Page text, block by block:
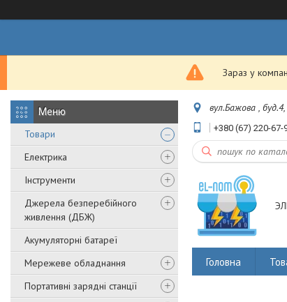
Зараз у
Товари
Електрика
Інструменти
Джерела безперебійного
живлення (ДБЖ)
Акумуляторні батареї
Мережеве обладнання
Портативні зарядні станції
вул.Бажова , буд.4,
+380 (67) 220-67-
Головна